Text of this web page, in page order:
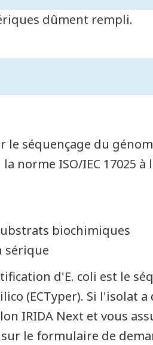
dûment rempli.
le séquençage du
norme ISO/IEC 17025 à
biochimiques
sérique
d'E. coli est le
(ECTyper). Si l'isolat a
IRIDA Next et vous
le formulaire de